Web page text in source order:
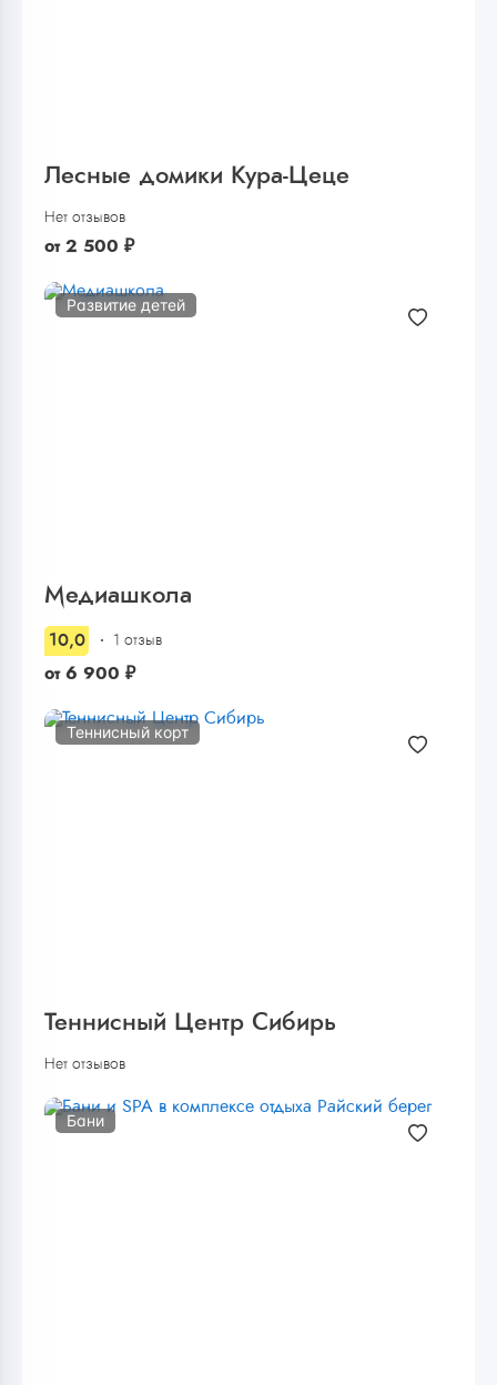
Лесные домики Кура-Цеце
Нет отзывов
от 2 500 ₽
Развитие детей
Медиашкола
10,0 1 отзыв
от 6 900 ₽
Теннисный корт
Теннисный Центр Сибирь
Нет отзывов
Бани